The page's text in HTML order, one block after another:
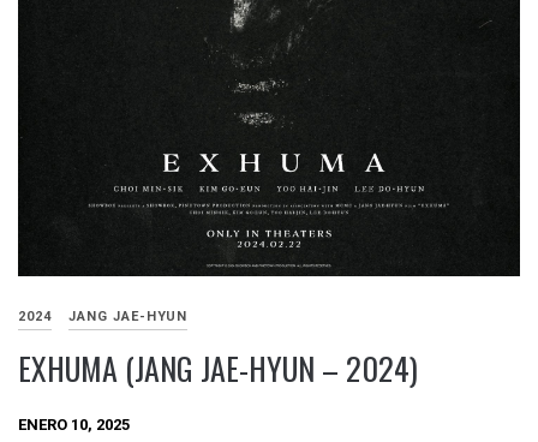
2024 JANG JAE-HYUN
EXHUMA (JANG JAE-HYUN – 2024)
ENERO 10, 2025